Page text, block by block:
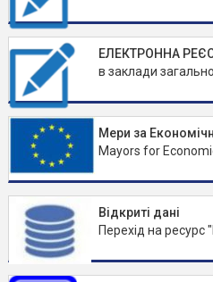
ЕЛЕКТРОННА
в заклади
Мери за
Mayors for
Відкриті дані
Перехід на ресурс